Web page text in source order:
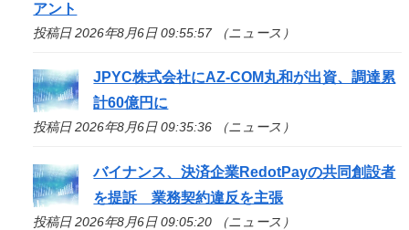
アント
投稿日 2026年8月6日 09:55:57 （ニュース）
JPYC株式会社にAZ-COM丸和が出資、調達累
計60億円に
投稿日 2026年8月6日 09:35:36 （ニュース）
バイナンス、決済企業RedotPayの共同創設者
を提訴 業務契約違反を主張
投稿日 2026年8月6日 09:05:20 （ニュース）